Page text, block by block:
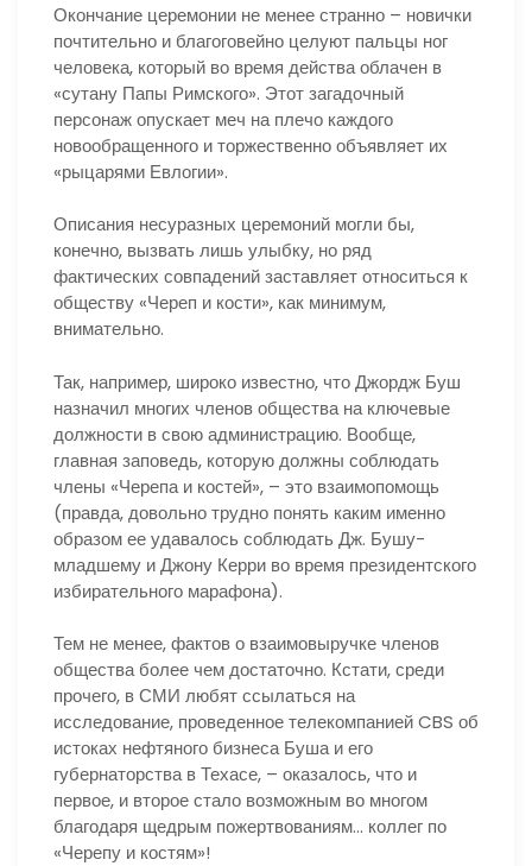
Окончание церемонии не менее странно – новички
почтительно и благоговейно целуют пальцы ног
человека, который во время действа облачен в
«сутану Папы Римского». Этот загадочный
персонаж опускает меч на плечо каждого
новообращенного и торжественно объявляет их
«рыцарями Евлогии».
Описания несуразных церемоний могли бы,
конечно, вызвать лишь улыбку, но ряд
фактических совпадений заставляет относиться к
обществу «Череп и кости», как минимум,
внимательно.
Так, например, широко известно, что Джордж Буш
назначил многих членов общества на ключевые
должности в свою администрацию. Вообще,
главная заповедь, которую должны соблюдать
члены «Черепа и костей», – это взаимопомощь
(правда, довольно трудно понять каким именно
образом ее удавалось соблюдать Дж. Бушу-
младшему и Джону Керри во время президентского
избирательного марафона).
Тем не менее, фактов о взаимовыручке членов
общества более чем достаточно. Кстати, среди
прочего, в СМИ любят ссылаться на
исследование, проведенное телекомпанией CBS об
истоках нефтяного бизнеса Буша и его
губернаторства в Техасе, – оказалось, что и
первое, и второе стало возможным во многом
благодаря щедрым пожертвованиям… коллег по
«Черепу и костям»!